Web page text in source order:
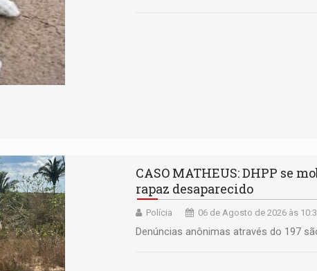
CASO MATHEUS: DHPP se
rapaz desaparecido
Polícia 06 de Agosto de 2026 às
Denúncias anônimas através do 197